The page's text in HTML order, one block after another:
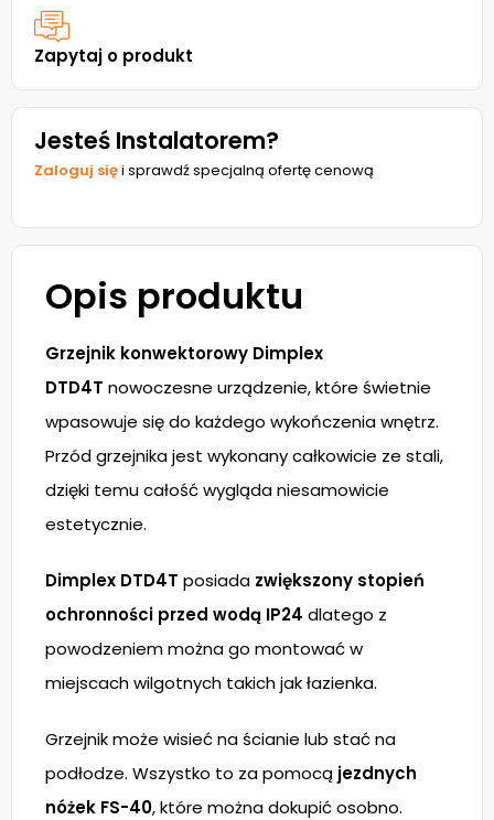
Zapytaj o produkt
Jesteś Instalatorem?
Zaloguj sięi sprawdź specjalną ofertę cenową
Opis produktu
Grzejnik konwektorowy Dimplex
DTD4T nowoczesne urządzenie, które świetnie
wpasowuje się do każdego wykończenia wnętrz.
Przód grzejnika jest wykonany całkowicie ze stali,
dzięki temu całość wygląda niesamowicie
estetycznie.
Dimplex DTD4T posiada zwiększony stopień
ochronności przed wodą IP24 dlatego z
powodzeniem można go montować w
miejscach wilgotnych takich jak łazienka.
Grzejnik może wisieć na ścianie lub stać na
podłodze. Wszystko to za pomocą jezdnych
nóżek FS-40, które można dokupić osobno.